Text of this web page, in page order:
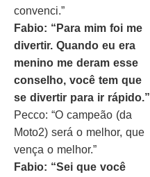
convenci.”
Fabio: “Para mim foi me
divertir. Quando eu era
menino me deram esse
conselho, você tem que
se divertir para ir rápido.”
Pecco: “O campeão (da
Moto2) será o melhor, que
vença o melhor.”
Fabio: “Sei que você